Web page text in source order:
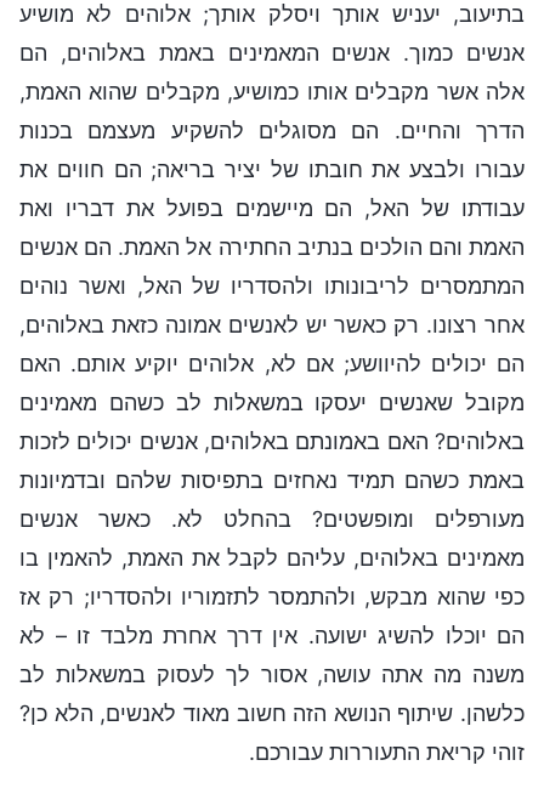
בתיעוב, יעניש אותך ויסלק אותך; אלוהים לא מושיע
אנשים כמוך. אנשים המאמינים באמת באלוהים, הם
אלה אשר מקבלים אותו כמושיע, מקבלים שהוא האמת,
הדרך והחיים. הם מסוגלים להשקיע מעצמם בכנות
עבורו ולבצע את חובתו של יציר בריאה; הם חווים את
עבודתו של האל, הם מיישמים בפועל את דבריו ואת
האמת והם הולכים בנתיב החתירה אל האמת. הם אנשים
המתמסרים לריבונותו ולהסדריו של האל, ואשר נוהים
אחר רצונו. רק כאשר יש לאנשים אמונה כזאת באלוהים,
הם יכולים להיוושע; אם לא, אלוהים יוקיע אותם. האם
מקובל שאנשים יעסקו במשאלות לב כשהם מאמינים
באלוהים? האם באמונתם באלוהים, אנשים יכולים לזכות
באמת כשהם תמיד נאחזים בתפיסות שלהם ובדמיונות
מעורפלים ומופשטים? בהחלט לא. כאשר אנשים
מאמינים באלוהים, עליהם לקבל את האמת, להאמין בו
כפי שהוא מבקש, ולהתמסר לתזמוריו ולהסדריו; רק אז
הם יוכלו להשיג ישועה. אין דרך אחרת מלבד זו – לא
משנה מה אתה עושה, אסור לך לעסוק במשאלות לב
כלשהן. שיתוף הנושא הזה חשוב מאוד לאנשים, הלא כן?
זוהי קריאת התעוררות עבורכם.